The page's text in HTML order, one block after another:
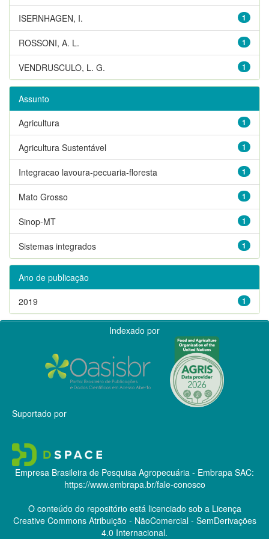
1
ISERNHAGEN, I.
1
ROSSONI, A. L.
1
VENDRUSCULO, L. G.
Assunto
1
Agricultura
1
Agricultura Sustentável
1
Integracao lavoura-pecuaria-floresta
1
Mato Grosso
1
Sinop-MT
1
Sistemas integrados
Ano de publicação
1
2019
Indexado por
Suportado por
Empresa Brasileira de Pesquisa Agropecuária - Embrapa SAC:
https://www.embrapa.br/fale-conosco
O conteúdo do repositório está licenciado sob a Licença
Creative CommonsAtribuição - NãoComercial - SemDerivações
4.0 Internacional.